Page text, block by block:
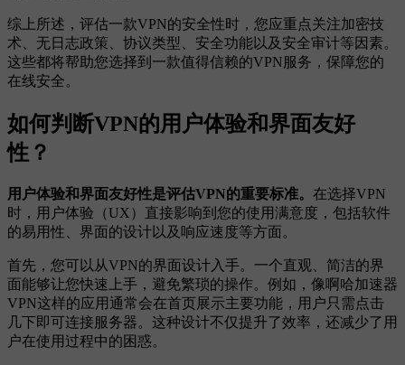
综上所述，评估一款VPN的安全性时，您应重点关注加密技
术、无日志政策、协议类型、安全功能以及安全审计等因素。
这些都将帮助您选择到一款值得信赖的VPN服务，保障您的
在线安全。
如何判断VPN的用户体验和界面友好
性？
用户体验和界面友好性是评估VPN的重要标准。 在选择VPN
时，用户体验（UX）直接影响到您的使用满意度，包括软件
的易用性、界面的设计以及响应速度等方面。
首先，您可以从VPN的界面设计入手。一个直观、简洁的界
面能够让您快速上手，避免繁琐的操作。例如，像啊哈加速器
VPN这样的应用通常会在首页展示主要功能，用户只需点击
几下即可连接服务器。这种设计不仅提升了效率，还减少了用
户在使用过程中的困惑。